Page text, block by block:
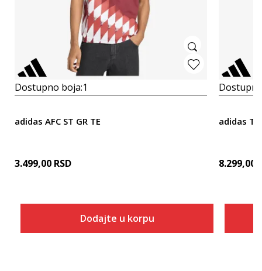
Dostupno boja:1
adidas AFC ST GR TE
3.499,00 RSD
Dodajte u korpu
adidas TT
8.299,00